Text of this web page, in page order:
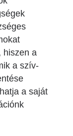
hiszen a
a szív-
a saját